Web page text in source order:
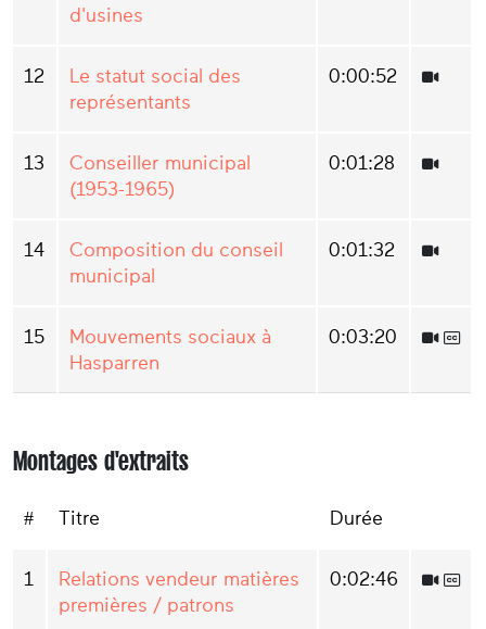
d'usines
12
Le statut social des
représentants
0:00:52
13
Conseiller municipal
(1953-1965)
0:01:28
14
Composition du conseil
municipal
0:01:32
15
Mouvements sociaux à
Hasparren
0:03:20
Montages d'extraits
# Titre Durée
1
Relations vendeur matières
premières / patrons
0:02:46